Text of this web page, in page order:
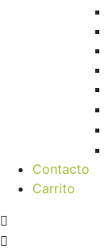
Contacto
Carrito